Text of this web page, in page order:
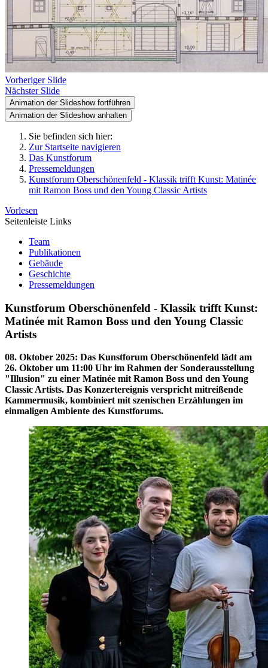
Vorheriger Slide
Nächster Slide
Animation der Slideshow fortführen
Animation der Slideshow anhalten
Sie befinden sich hier:
Zur Startseite navigieren
Das Kunstforum
Pressemeldungen
Kunstforum Oberschönenfeld - Klassik trifft Kunst: Matinée
mit Ramon Boss und den Young Classic Artists
Vorlesen
Seitenleiste Links
Team
Publikationen
Gebäude
Geschichte
Pressemeldungen
Kunstforum Oberschönenfeld - Klassik trifft Kunst:
Matinée mit Ramon Boss und den Young Classic
Artists
08. Oktober 2025: Das Kunstforum Oberschönenfeld lädt am
26. Oktober um 11:00 Uhr im Rahmen der Sonderausstellung
"Illusion" zu einer Matinée mit Ramon Boss und den Young
Classic Artists. Das Konzertereignis verspricht mitreißende
Kammermusik, kombiniert mit szenischen Erzählungen im
einmaligen Ambiente des Kunstforums.